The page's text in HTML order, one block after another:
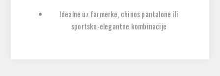
Idealne uz farmerke, chinos pantalone ili
sportsko-elegantne kombinacije